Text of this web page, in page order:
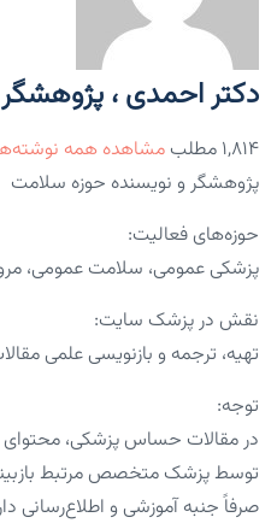
دکتر احمدی ،
۱,۸۱۴ مطلب
مشاهده همه
پژوهشگر و نویسنده حوزه سلامت
حوزه‌های فعالیت:
پزشکی عمومی، سلامت عمومی،
نقش در پزشک سایت:
تهیه، ترجمه و بازنویسی علمی
توجه:
در مقالات حساس پزشکی، محتوای
توسط پزشک متخصص مرتبط
صرفاً جنبه آموزشی و اطلاع‌رسانی